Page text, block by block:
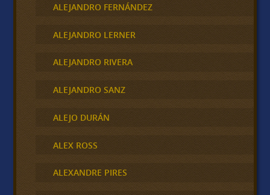
ALEJANDRO FERNÁNDEZ
ALEJANDRO LERNER
ALEJANDRO RIVERA
ALEJANDRO SANZ
ALEJO DURÁN
ALEX ROSS
ALEXANDRE PIRES